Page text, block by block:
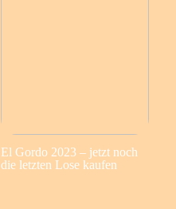
El Gordo 2023 – jetzt noch
die letzten Lose kaufen